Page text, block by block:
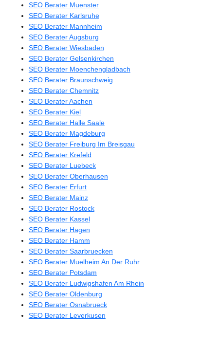
SEO Berater Muenster
SEO Berater Karlsruhe
SEO Berater Mannheim
SEO Berater Augsburg
SEO Berater Wiesbaden
SEO Berater Gelsenkirchen
SEO Berater Moenchengladbach
SEO Berater Braunschweig
SEO Berater Chemnitz
SEO Berater Aachen
SEO Berater Kiel
SEO Berater Halle Saale
SEO Berater Magdeburg
SEO Berater Freiburg Im Breisgau
SEO Berater Krefeld
SEO Berater Luebeck
SEO Berater Oberhausen
SEO Berater Erfurt
SEO Berater Mainz
SEO Berater Rostock
SEO Berater Kassel
SEO Berater Hagen
SEO Berater Hamm
SEO Berater Saarbruecken
SEO Berater Muelheim An Der Ruhr
SEO Berater Potsdam
SEO Berater Ludwigshafen Am Rhein
SEO Berater Oldenburg
SEO Berater Osnabrueck
SEO Berater Leverkusen